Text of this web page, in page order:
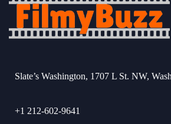
Slate’s Washington, 1707 L St. NW,
+1 212-602-9641